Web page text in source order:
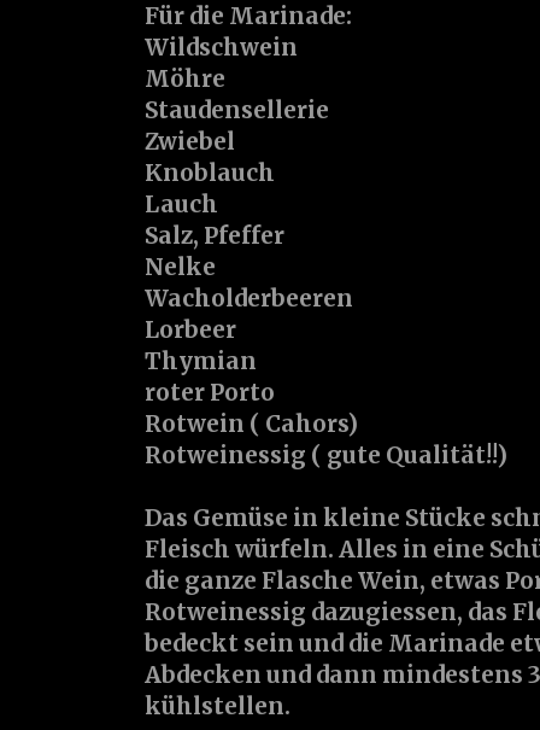
Für die Marinade:
Wildschwein
Möhre
Staudensellerie
Zwiebel
Knoblauch
Lauch
Salz, Pfeffer
Nelke
Wacholderbeeren
Lorbeer
Thymian
roter Porto
Rotwein ( Cahors)
Rotweinessig ( gute Qualität!!)
Das Gemüse in kleine Stücke
Fleisch würfeln. Alles in eine
die ganze Flasche Wein, etwas
Rotweinessig dazugiessen, das
bedeckt sein und die Marinade
Abdecken und dann mindestens
kühlstellen.